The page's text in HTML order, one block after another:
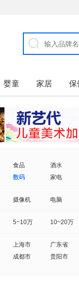
婴童 家居 保
食品
酒水
数码 家电
摄像机 电脑
5~10万 10~20万
上海市
广东省
成都市 贵阳市